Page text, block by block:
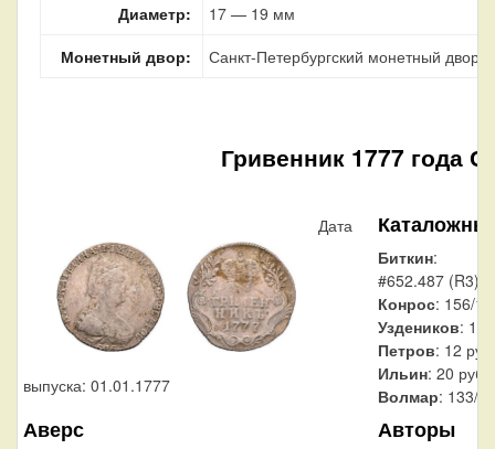
Диаметр:
17 — 19 мм
Монетный двор:
Санкт-Петербургский монетный двор,
Гривенник 1777 года
Дата
выпуска: 01.01.1777
Аверс
Биткин:
#652.487 (R3)
Конрос: 156/1
Уздеников:
Петров: 12
Ильин: 20
Волмар: 133/25
Авторы